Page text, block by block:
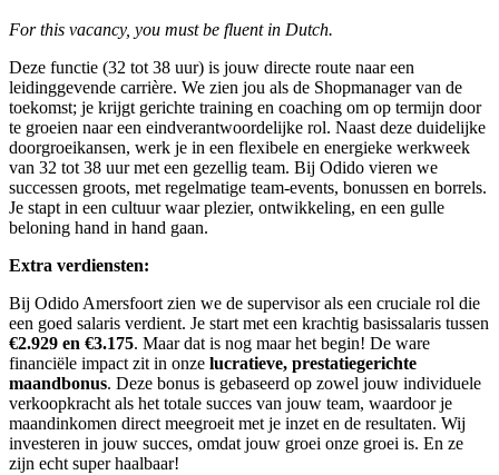
For this vacancy, you must be fluent in Dutch.
Deze functie (32 tot 38 uur) is jouw directe route naar een
leidinggevende carrière. We zien jou als de Shopmanager van de
toekomst; je krijgt gerichte training en coaching om op termijn door
te groeien naar een eindverantwoordelijke rol. Naast deze duidelijke
doorgroeikansen, werk je in een flexibele en energieke werkweek
van 32 tot 38 uur met een gezellig team. Bij Odido vieren we
successen groots, met regelmatige team-events, bonussen en borrels.
Je stapt in een cultuur waar plezier, ontwikkeling, en een gulle
beloning hand in hand gaan.
Extra verdiensten:
Bij Odido Amersfoort zien we de supervisor als een cruciale rol die
een goed salaris verdient. Je start met een krachtig basissalaris tussen
€2.929 en €3.175. Maar dat is nog maar het begin! De ware
financiële impact zit in onze lucratieve, prestatiegerichte
maandbonus. Deze bonus is gebaseerd op zowel jouw individuele
verkoopkracht als het totale succes van jouw team, waardoor je
maandinkomen direct meegroeit met je inzet en de resultaten. Wij
investeren in jouw succes, omdat jouw groei onze groei is. En ze
zijn echt super haalbaar!